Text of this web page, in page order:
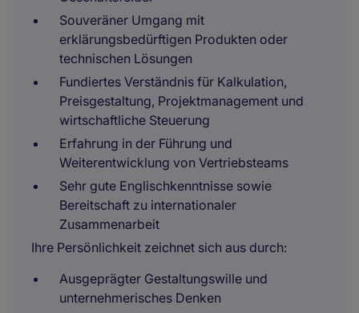
Souveräner Umgang mit
erklärungsbedürftigen Produkten oder
technischen Lösungen
Fundiertes Verständnis für Kalkulation,
Preisgestaltung, Projektmanagement und
wirtschaftliche Steuerung
Erfahrung in der Führung und
Weiterentwicklung von Vertriebsteams
Sehr gute Englischkenntnisse sowie
Bereitschaft zu internationaler
Zusammenarbeit
Ihre Persönlichkeit zeichnet sich aus durch:
Ausgeprägter Gestaltungswille und
unternehmerisches Denken